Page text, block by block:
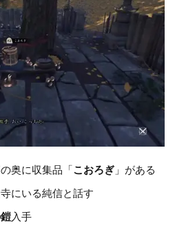
奥に収集品「こおろぎ」がある
にいる純信と話す
入手